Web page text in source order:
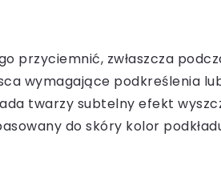
przyciemnić, zwłaszcza
wymagające podkreślenia
twarzy subtelny efekt
do skóry kolor